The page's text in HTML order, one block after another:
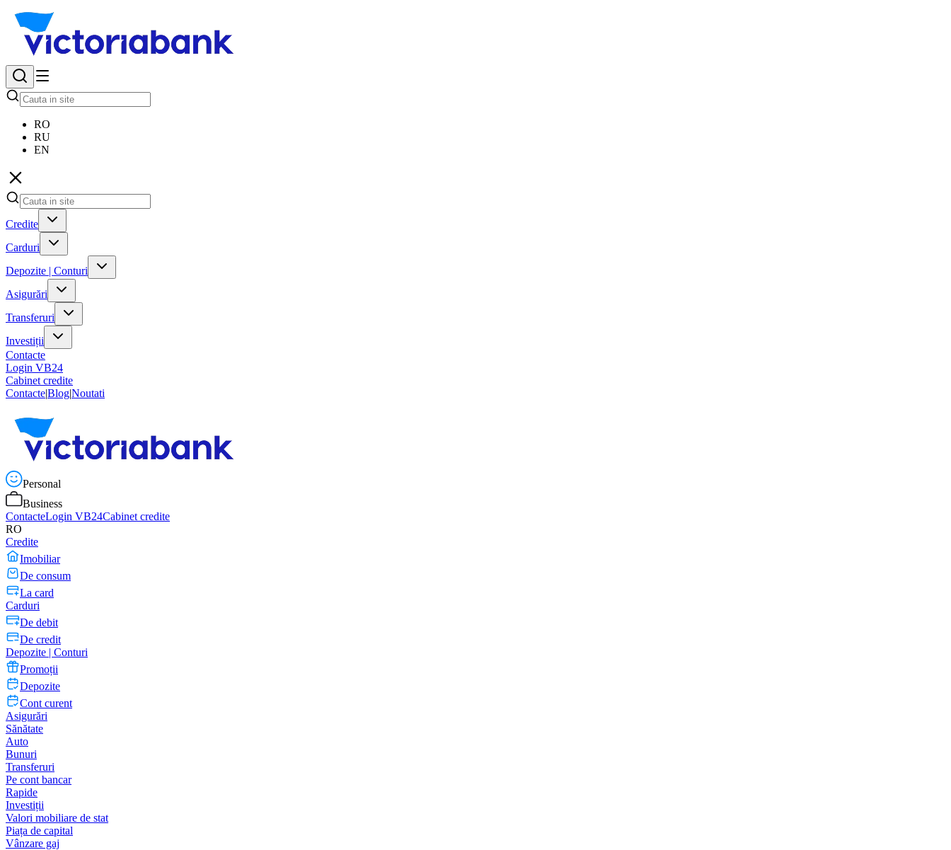
RO
RU
EN
Credite
Carduri
Depozite | Conturi
Asigurări
Transferuri
Investiții
Contacte
Login VB24
Cabinet credite
Contacte|Blog|Noutati
Personal
Business
ContacteLogin VB24Cabinet credite
RO
Credite
Imobiliar
De consum
La card
Carduri
De debit
De credit
Depozite | Conturi
Promoții
Depozite
Cont curent
Asigurări
Sănătate
Auto
Bunuri
Transferuri
Pe cont bancar
Rapide
Investiții
Valori mobiliare de stat
Piața de capital
Vânzare gaj